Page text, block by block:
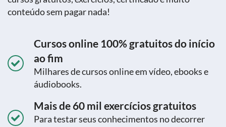
conteúdo sem pagar nada!
Cursos online 100% gratuitos do início
ao fim
Milhares de cursos online em vídeo, ebooks e
áudiobooks.
Mais de 60 mil exercícios gratuitos
Para testar seus conhecimentos no decorrer